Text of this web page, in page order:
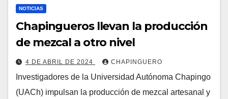
NOTICIAS
Chapingueros llevan la producción
de mezcal a otro nivel
4 DE ABRIL DE 2024 CHAPINGUERO
Investigadores de la Universidad Autónoma Chapingo
(UACh) impulsan la producción de mezcal artesanal y